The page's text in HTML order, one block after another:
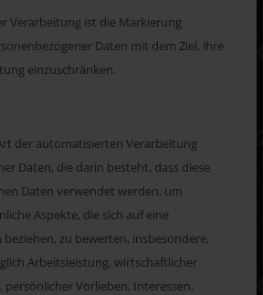
Verarbeitung ist die Markierung
Daten mit dem Ziel, ihre
einzuschränken.
der automatisierten Verarbeitung
Daten, die darin besteht, dass diese
Daten verwendet werden, um
Aspekte, die sich auf eine
zu bewerten, insbesondere,
Arbeitsleistung, wirtschaftlicher
persönlicher Vorlieben, Interessen,